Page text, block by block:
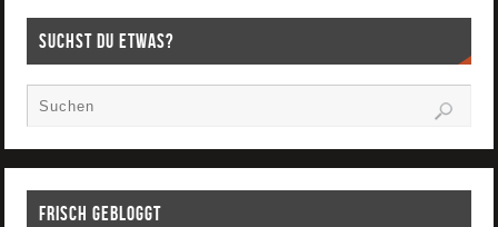
Suchst Du etwas?
Frisch gebloggt